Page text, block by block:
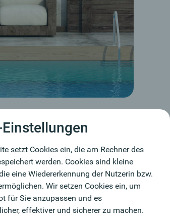
Der Naturpool
bei der Sie einen Swimmingpool
Seitenwände werden händisch
das dann auch noch mit
edlen Treffpunkt für Familie und
die Möglichkeit den Pool zu
bis zum Herbst zu genießen.
setzt Cookies ein, die am Rechner des
werden. Cookies sind kleine
eine Wiedererkennung der Nutzerin bzw.
Wir setzen Cookies ein, um
für Sie anzupassen und es
effektiver und sicherer zu machen.